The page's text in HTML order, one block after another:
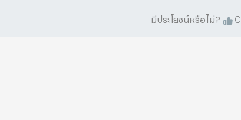
มีประโยชน์หรือไม่? 0